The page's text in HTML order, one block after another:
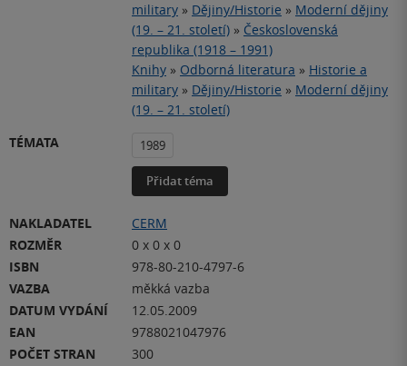
military » Dějiny/Historie » Moderní dějiny
(19. – 21. století) » Československá
republika (1918 – 1991)
Knihy » Odborná literatura » Historie a
military » Dějiny/Historie » Moderní dějiny
(19. – 21. století)
TÉMATA
1989
Přidat téma
NAKLADATEL
CERM
ROZMĚR
0 x 0 x 0
ISBN
978-80-210-4797-6
VAZBA
měkká vazba
DATUM VYDÁNÍ
12.05.2009
EAN
9788021047976
POČET STRAN
300